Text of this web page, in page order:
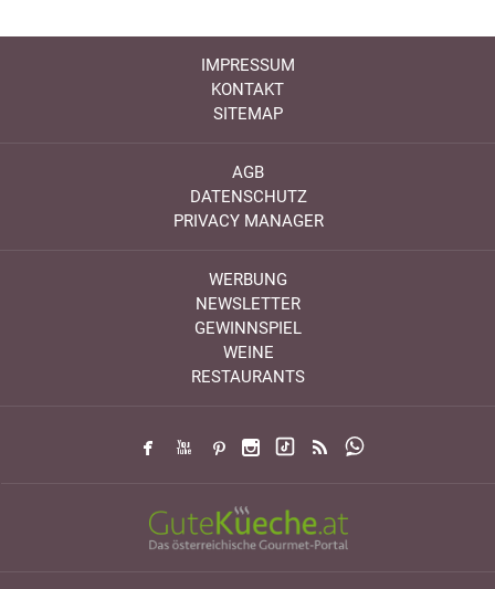
IMPRESSUM
KONTAKT
SITEMAP
AGB
DATENSCHUTZ
PRIVACY MANAGER
WERBUNG
NEWSLETTER
GEWINNSPIEL
WEINE
RESTAURANTS